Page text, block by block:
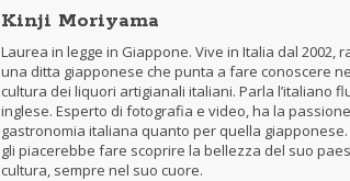
Kinji Moriyama
Laurea in legge in Giappone. Vive in Italia dal 2002,
una ditta giapponese che punta a fare conoscere
cultura dei liquori artigianali italiani. Parla l’italiano
inglese. Esperto di fotografia e video, ha la
gastronomia italiana quanto per quella
gli piacerebbe fare scoprire la bellezza del suo
cultura, sempre nel suo cuore.